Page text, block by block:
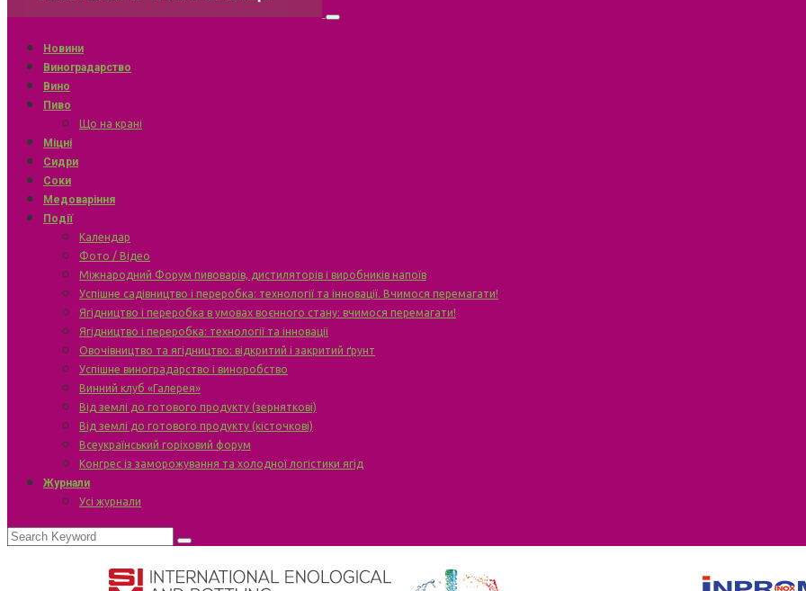
Новини
Виноградарство
Вино
Пиво
Що на крані
Міцні
Сидри
Соки
Медоваріння
Події
Календар
Фото / Відео
Міжнародний Форум пивоварів, дистиляторів і виробників напоїв
Успішне садівництво і переробка: технології та інновації. Вчимося перемагати!
Ягідництво і переробка в умовах воєнного стану: вчимося перемагати!
Ягідництво і переробка: технології та інновації
Овочівництво та ягідництво: відкритий і закритий ґрунт
Успішне виноградарство і виноробство
Винний клуб «Галерея»
Від землі до готового продукту (зерняткові)
Від землі до готового продукту (кісточкові)
Всеукраїнський горіховий форум
Конгрес із заморожування та холодної логістики ягід
Журнали
Усі журнали